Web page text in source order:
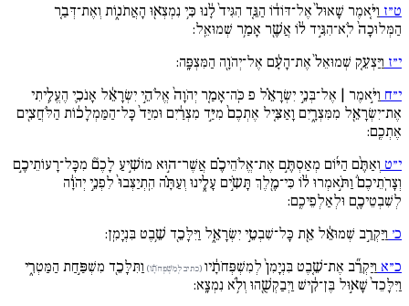
ט״ז וַיֹּ֚אמֶר שָׁאוּל֙ אֶל־דּוֹד֔וֹ הַגֵּ֚ד הִגִּיד֙ לָ֔נוּ כִּ֥י נִמְצְא֖וּ הָאֲתֹנ֑וֹת וְאֶת־דְּבַ֚ר
הַמְּלוּכָה֙ לֹֽא־הִגִּ֣יד ל֔וֹ אֲשֶׁ֖ר אָמַ֥ר שְׁמוּאֵֽל:
י״ז וַיַּצְעֵ֚ק שְׁמוּאֵל֙ אֶת־הָעָ֔ם אֶל־יְהֹוָ֖ה הַמִּצְפָּֽה:
י״ח וַיֹּ֣אמֶר | אֶל־בְּנֵ֣י יִשְׂרָאֵ֗ל פ כֹּֽה־אָמַ֚ר יְהֹוָה֙ אֱלֹהֵ֣י יִשְׂרָאֵ֔ל אָנֹכִ֛י הֶעֱלֵ֥יתִי
אֶת־יִשְׂרָאֵ֖ל מִמִּצְרָ֑יִם וָאַצִּ֚יל אֶתְכֶם֙ מִיַּ֣ד מִצְרַ֔יִם וּמִיַּד֙ כָּל־הַמַּמְלָכ֔וֹת הַלֹּחֲצִ֖ים
אֶתְכֶֽם:
י״ט וְאַתֶּ֨ם הַיּ֜וֹם מְאַסְתֶּ֣ם אֶת־אֱלֹהֵיכֶ֗ם אֲשֶׁר־ה֣וּא מוֹשִׁ֣יעַ לָכֶם֘ מִכָּל־רָעוֹתֵיכֶ֣ם
וְצָרֹֽתֵיכֶם֒ וַתֹּ֣אמְרוּ ל֔וֹ כִּי־מֶ֖לֶךְ תָּשִֹ֣ים עָלֵ֑ינוּ וְעַתָּ֗ה הִֽתְיַצְּבוּ֙ לִפְנֵ֣י יְהֹוָ֔ה
לְשִׁבְטֵיכֶ֖ם וּלְאַלְפֵיכֶֽם:
כ׳ וַיַּקְרֵ֣ב שְׁמוּאֵ֔ל אֵ֖ת כָּל־שִׁבְטֵ֣י יִשְׂרָאֵ֑ל וַיִּלָּכֵ֖ד שֵׁ֥בֶט בִּנְיָמִֽן:
כ״א וַיַּקְרֵ֞ב אֶת־שֵׁ֚בֶט בִּנְיָמִן֙ לְמִשְׁפְּחֹתָ֔יו (כתיב לְמִשְׁפְּחֹתָ֔ו) וַתִּלָּכֵ֖ד מִשְׁפַּ֣חַת הַמַּטְרִ֑י
וַיִּלָּכֵד֙ שָׁא֣וּל בֶּן־קִ֔ישׁ וַיְבַקְשֻׁ֖הוּ וְלֹ֥א נִמְצָֽא: